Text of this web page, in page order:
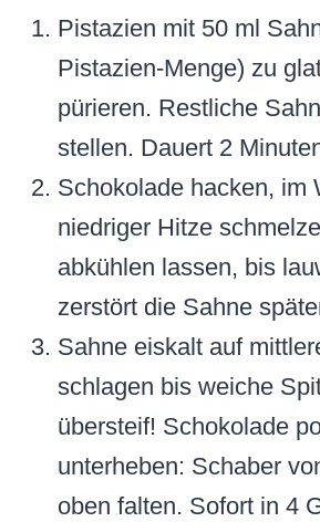
Pistazien mit 50 ml
Pistazien-Menge) zu
pürieren. Restliche
stellen. Dauert 2
Schokolade hacken, im
niedriger Hitze
abkühlen lassen, bis
zerstört die Sahne
Sahne eiskalt auf
schlagen bis weiche
übersteif! Schokolade
unterheben: Schaber
oben falten. Sofort in 4